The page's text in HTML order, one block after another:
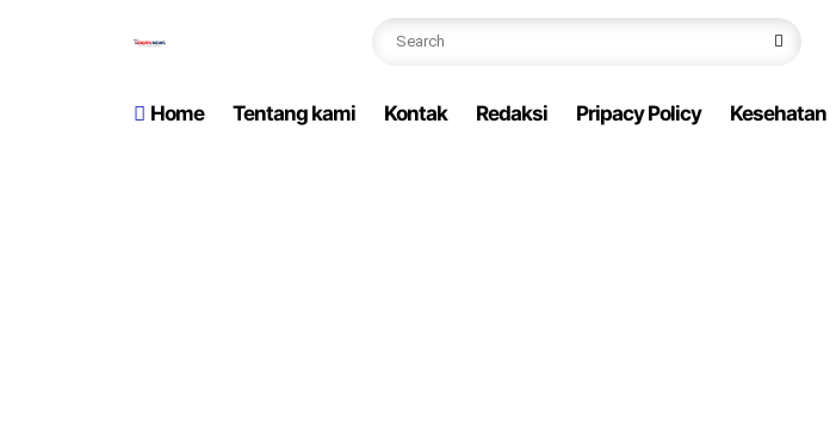
Home Tentang kami Kontak Redaksi Pripacy Policy Kesehatan